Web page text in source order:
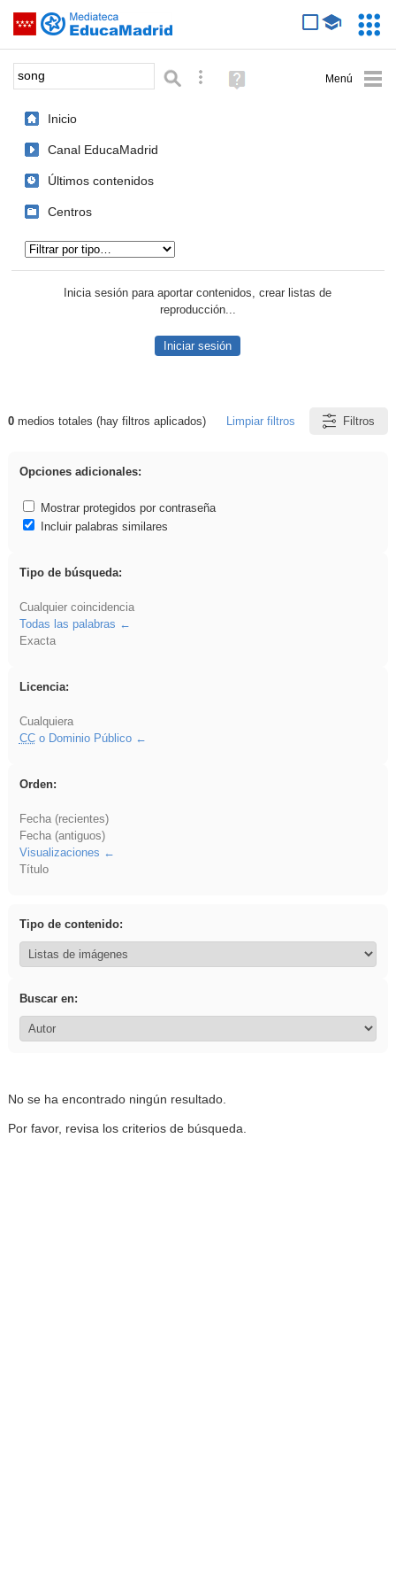
Saltar navegación
Palabra o frase: Búsqueda avanzada
Ayuda
(en
Inicio
Canal EducaMadrid
Últimos contenidos
Centros
Inicia sesión para aportar contenidos, crear listas de
reproducción...
Iniciar sesión
Resultados de: song
0medios totales (hay filtros aplicados) Limpiar filtros Filtros
Opciones adicionales:
Mostrar protegidos por contraseña
Incluir palabras similares
Tipo de búsqueda:
Cualquier coincidencia
Todas las palabras
Exacta
Licencia:
Cualquiera
CCo Dominio Público
Orden:
Fecha (recientes)
Fecha (antiguos)
Visualizaciones
Título
Tipo de contenido:
Buscar en:
No se ha encontrado ningún resultado.
Por favor, revisa los criterios de búsqueda.